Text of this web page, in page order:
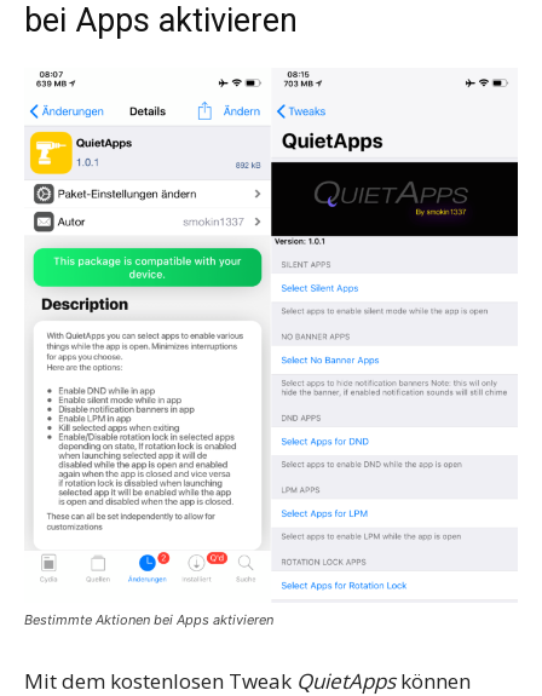
bei Apps aktivieren
Bestimmte Aktionen bei Apps aktivieren
Mit dem kostenlosen Tweak QuietAppskönnen